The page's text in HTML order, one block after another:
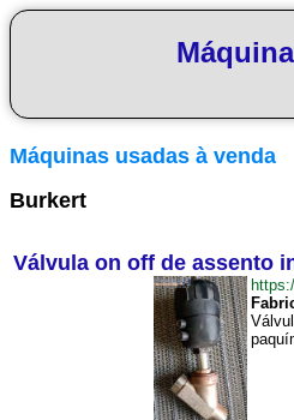
Máquinas usadas à venda
Burkert
Válvula on off de assento